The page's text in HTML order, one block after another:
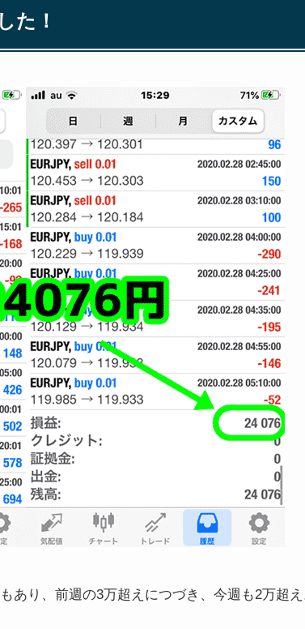
た！
あり、前週の3万超えにつづき、今週も2万超え